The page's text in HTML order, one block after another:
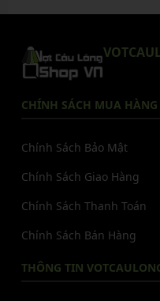
CHÍNH SÁCH MUA HÀNG
Chính Sách Bảo Mật
Chính Sách Giao Hàng
Chính Sách Thanh Toán
Chính Sách Bán Hàng
THÔNG TIN